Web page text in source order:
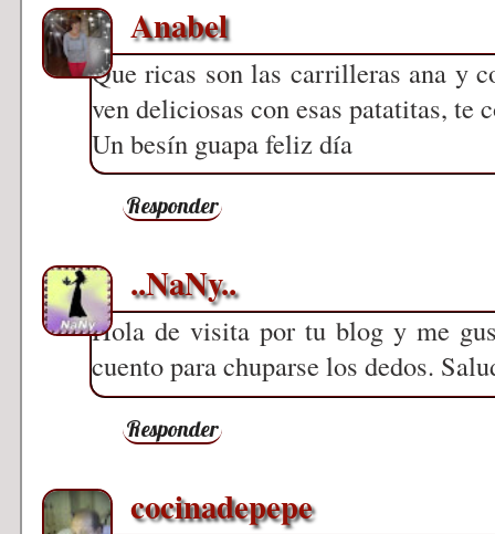
Anabel
Que ricas son las carrilleras ana y
ven deliciosas con esas patatitas, te
Un besín guapa feliz día
Responder
..NaNy..
Hola de visita por tu blog y me
cuento para chuparse los dedos.
Responder
cocinadepepe